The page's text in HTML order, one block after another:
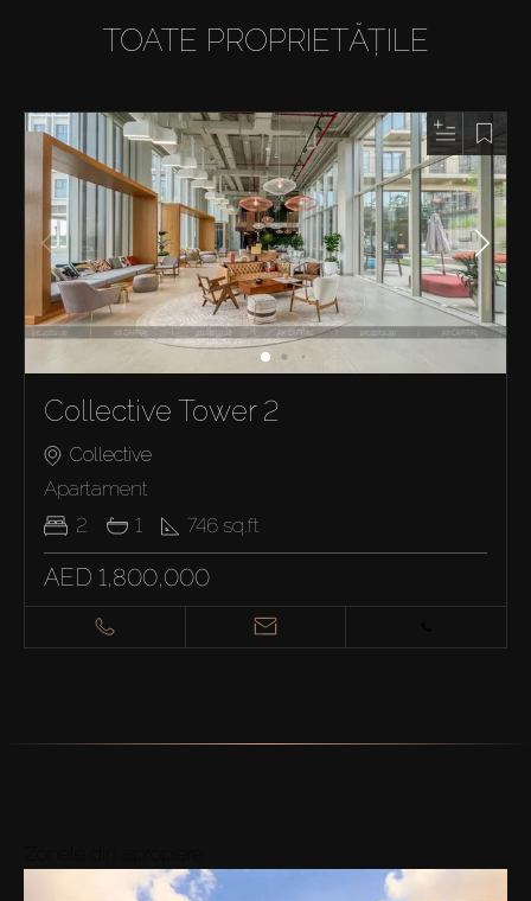
TOATE PROPRIETĂȚILE
Collective Tower 2
Collective
Apartament
2
1 746 sq.ft
AED 1,800,000